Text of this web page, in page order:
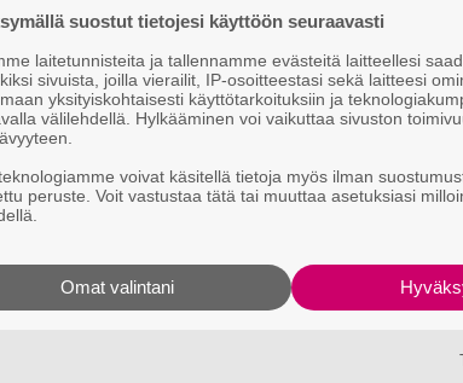
suostut tietojesi käyttöön seuraavasti
laitetunnisteita ja tallennamme evästeitä laitteellesi
sivuista, joilla vierailit, IP-osoitteestasi sekä laitteesi
yksityiskohtaisesti käyttötarkoituksiin ja
välilehdellä. Hylkääminen voi vaikuttaa sivuston
voivat käsitellä tietoja myös ilman
peruste. Voit vastustaa tätä tai muuttaa asetuksiasi
Omat valintani